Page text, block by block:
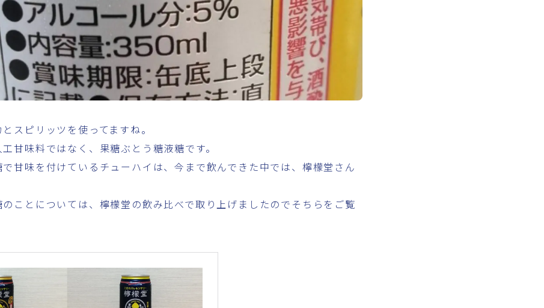
スピリッツを使ってますね。
甘味料ではなく、果糖ぶとう糖液糖です。
甘味を付けているチューハイは、今まで飲んできた中では、檸檬堂さん
ことについては、檸檬堂の飲み比べで取り上げましたのでそちらをご覧